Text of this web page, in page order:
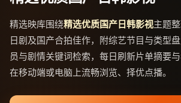
精选映库围绕精选优质国产日韩影视主题
日剧及国产合拍佳作，附综艺节目与类型
员与剧情关键词检索，每日刷新片单摘要
在移动端或电脑上流畅浏览、择优点播。